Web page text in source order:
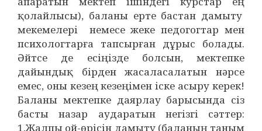
қолайлысы), баланы ерте бастан дамыту
мекемелері немесе жеке педогогтар мен
психологтарға тапсырған дұрыс болады.
Әйтсе де есіңізде болсын, мектепке
дайындық бірден жасаласалатын нәрсе
емес, оны кезең кезеңімен іске асыру керек!
Баланы мектепке даярлау барысында сіз
басты назар аударатын негізгі сәттер:
1.Жалпы ой-өрісін дамыту (баланың таным